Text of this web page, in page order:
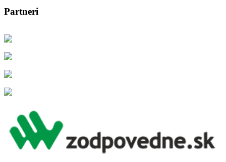
Partneri